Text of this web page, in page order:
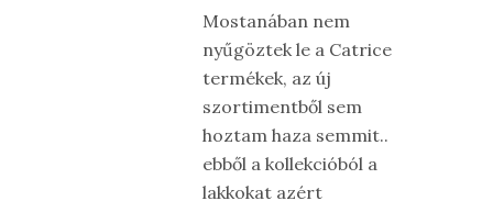
Mostanában nem
nyűgöztek le a Catrice
termékek, az új
szortimentből sem
hoztam haza semmit..
ebből a kollekcióból a
lakkokat azért